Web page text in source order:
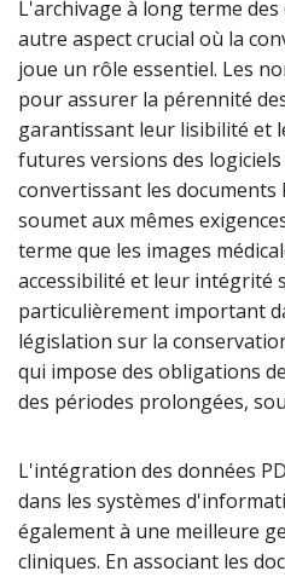
L'archivage à long terme
autre aspect crucial où la
joue un rôle essentiel. Les
pour assurer la pérennité
garantissant leur lisibilité et
futures versions des logiciels
convertissant les documents
soumet aux mêmes
terme que les images
accessibilité et leur intégrité
particulièrement important
législation sur la
qui impose des obligations
des périodes prolongées,
L'intégration des données
dans les systèmes
également à une meilleure
cliniques. En associant les